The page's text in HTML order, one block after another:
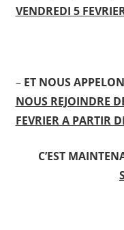
VENDREDI 5
– ET NOUS
NOUS REJOINDRE
FEVRIER A PARTIR
C’EST